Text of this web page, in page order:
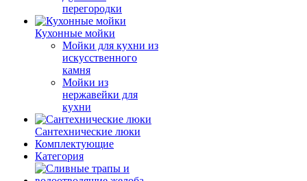
перегородки
Кухонные мойки
Мойки для кухни из
искусственного
камня
Мойки из
нержавейки для
кухни
Сантехнические люки
Комплектующие
Категория